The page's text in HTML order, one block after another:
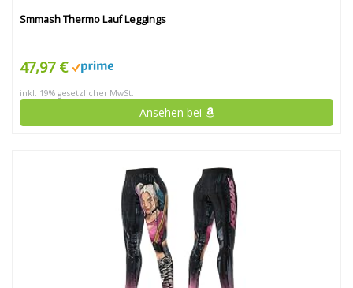
Smmash Thermo Lauf Leggings
47,97 €
inkl. 19% gesetzlicher MwSt.
Ansehen bei